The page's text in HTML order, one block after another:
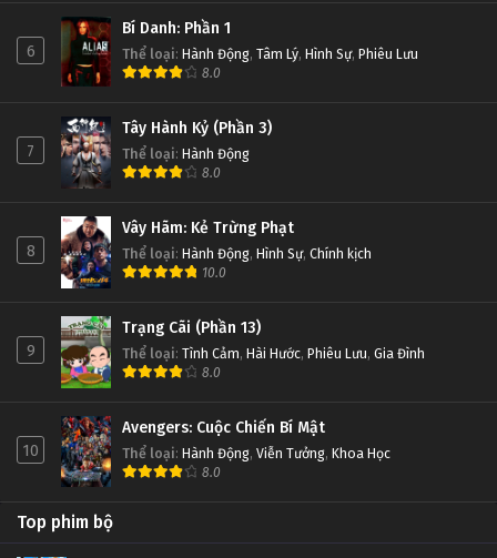
6
Bí Danh: Phần 1
Thể loại: Hành Động, Tâm Lý, Hình Sự, Phiêu Lưu
8.0
7
Tây Hành Kỷ (Phần 3)
Thể loại: Hành Động
8.0
8
Vây Hãm: Kẻ Trừng Phạt
Thể loại: Hành Động, Hình Sự, Chính kịch
10.0
9
Trạng Cãi (Phần 13)
Thể loại: Tình Cảm, Hài Hước, Phiêu Lưu, Gia Đình
8.0
10
Avengers: Cuộc Chiến Bí Mật
Thể loại: Hành Động, Viễn Tưởng, Khoa Học
8.0
Top phim bộ